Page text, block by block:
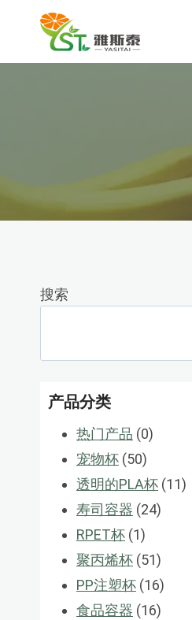
搜索
产品分类
热门产品 00
产
品
宠物杯 5050
个
产
品
透明的PLA杯 1111
寿司容器 2424
产
品
RPET杯 11
个
产
品
聚丙烯杯 5151
个
产
PP注塑杯 1616
个
食品容器 1616